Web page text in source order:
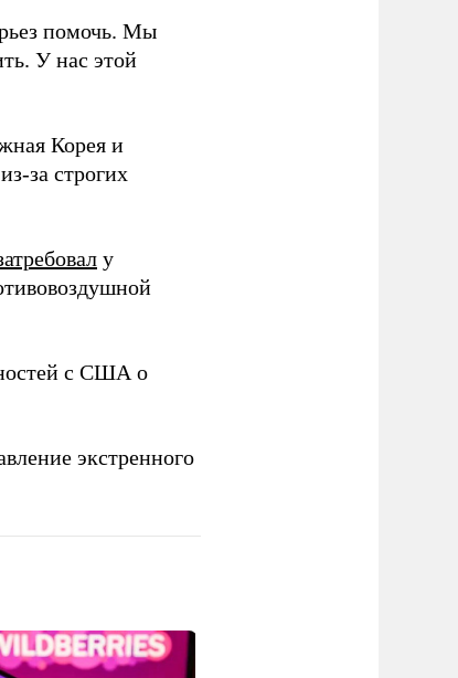
помочь. Мы
У нас этой
Корея и
за строгих
у
с США о
экстренного